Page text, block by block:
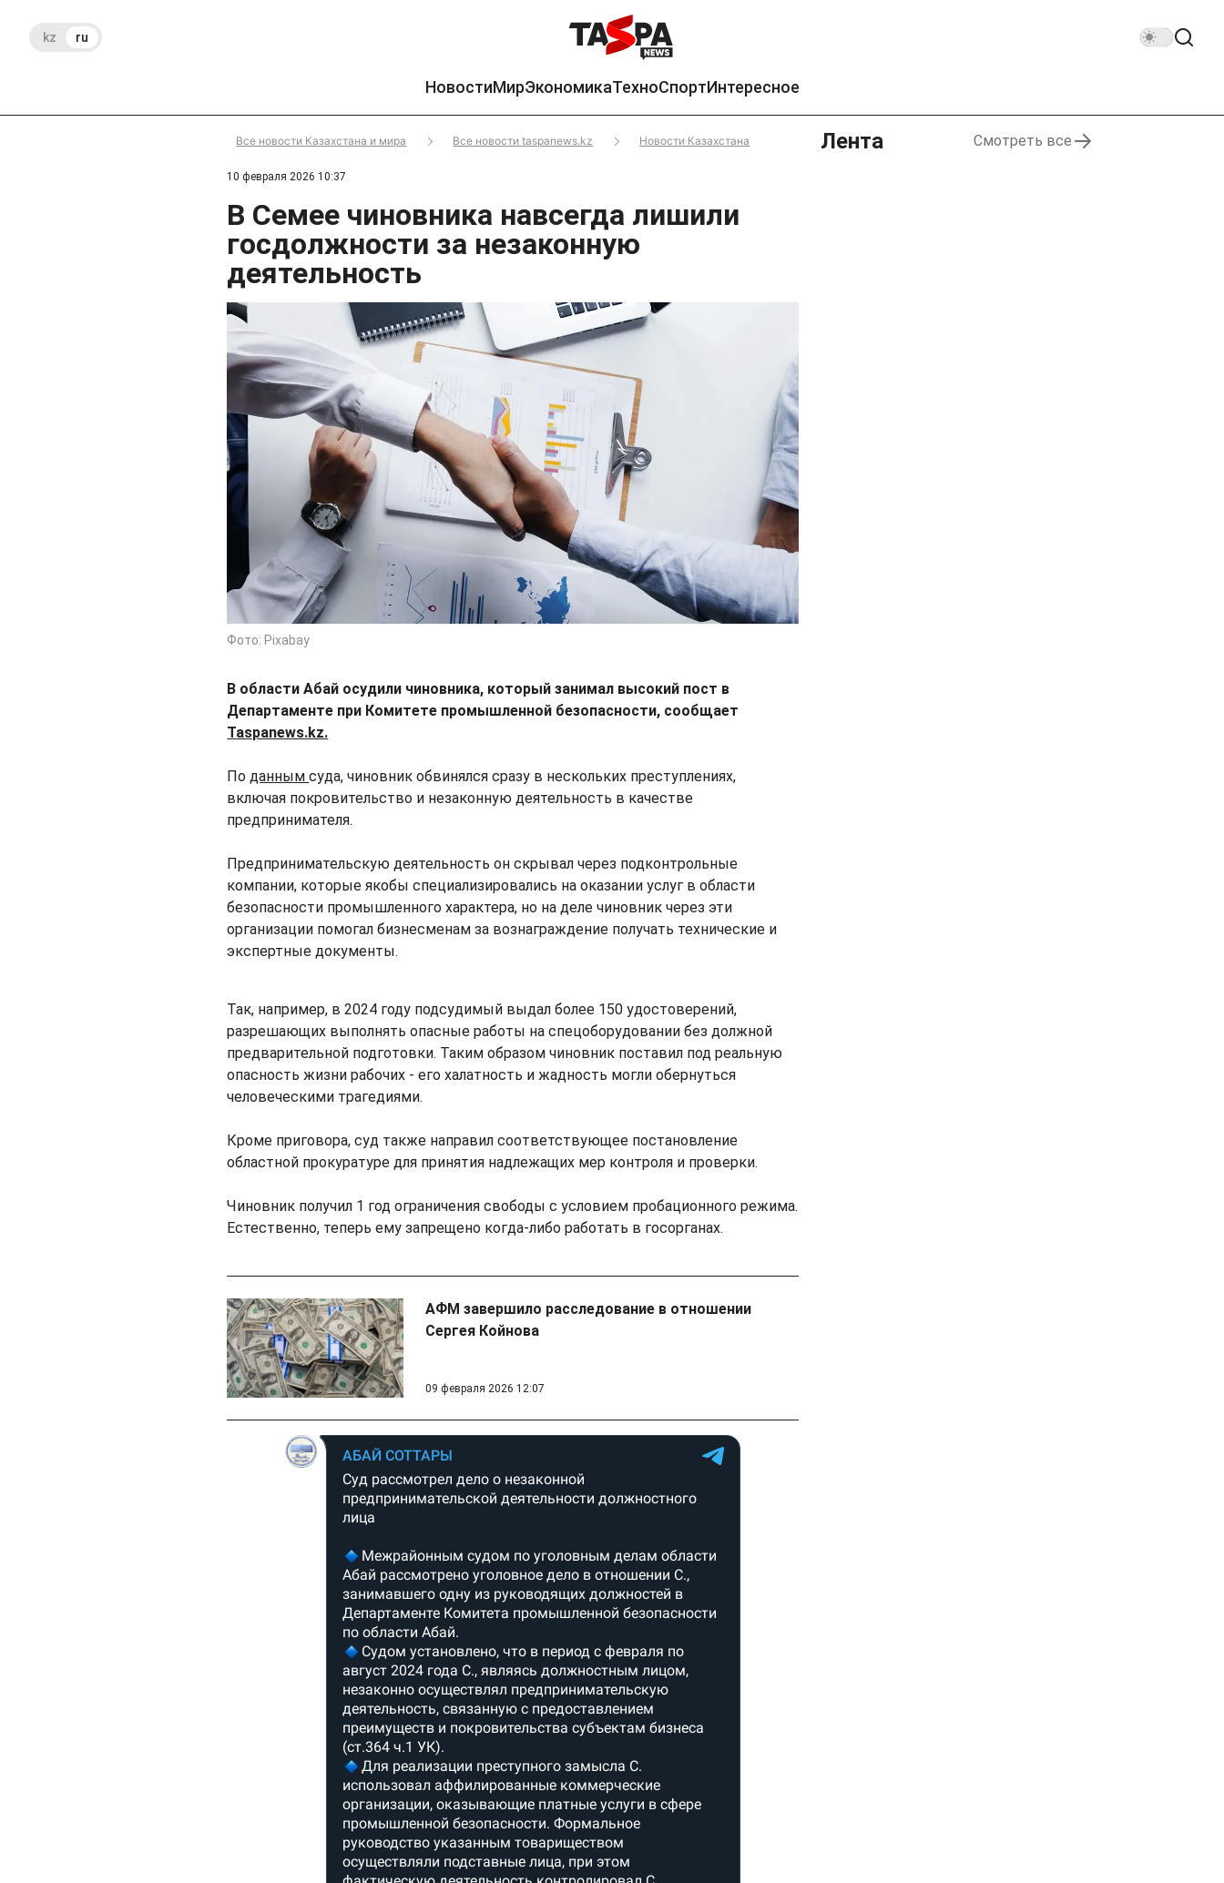
kz ru
НовостиМирЭкономикаТехноСпортИнтересное
Все новости Казахстана и мира Все новости taspanews.kz Новости Казахстана
10 февраля 2026 10:37
В Семее чиновника навсегда лишили
госдолжности за незаконную
деятельность
Фото: Pixabay
В области Абай осудили чиновника, который занимал высокий пост в
Департаменте при Комитете промышленной безопасности, сообщает
Taspanews.kz.
Поданнымсуда, чиновник обвинялся сразу в нескольких преступлениях,
включая покровительство и незаконную деятельность в качестве
предпринимателя.
Предпринимательскую деятельность он скрывал через подконтрольные
компании, которые якобы специализировались на оказании услуг в области
безопасности промышленного характера, но на деле чиновник через эти
организации помогал бизнесменам за вознаграждение получать технические и
экспертные документы.
Так, например, в 2024 году подсудимый выдал более 150 удостоверений,
разрешающих выполнять опасные работы на спецоборудовании без должной
предварительной подготовки. Таким образом чиновник поставил под реальную
опасность жизни рабочих - его халатность и жадность могли обернуться
человеческими трагедиями.
Кроме приговора, суд также направил соответствующее постановление
областной прокуратуре для принятия надлежащих мер контроля и проверки.
Чиновник получил 1 год ограничения свободы с условием пробационного режима.
Естественно, теперь ему запрещено когда-либо работать в госорганах.
АФМ завершило расследование в отношении
Сергея Койнова
09 февраля 2026 12:07
Лента Смотреть все